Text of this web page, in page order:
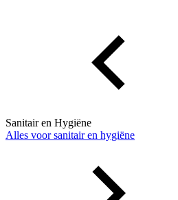
Sanitair en Hygiëne
Alles voor sanitair en hygiëne